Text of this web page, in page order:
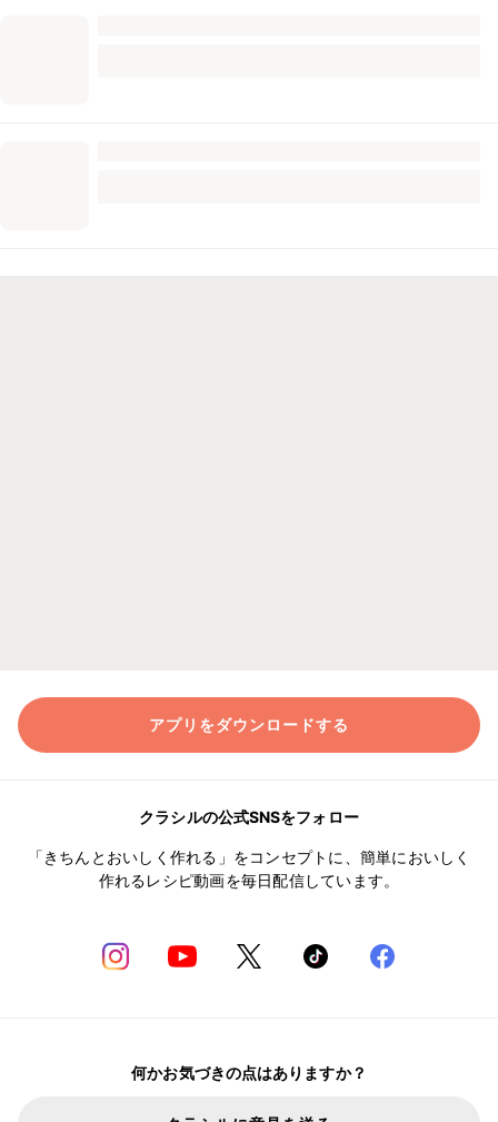
アプリをダウンロードする
クラシルの公式SNSをフォロー
「きちんとおいしく作れる」をコンセプトに、簡単においしく
作れるレシピ動画を毎日配信しています。
何かお気づきの点はありますか？